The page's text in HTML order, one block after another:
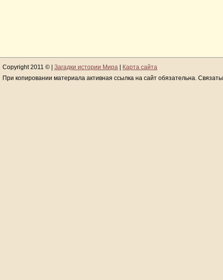
Copyright 2011 © | Загадки истории Мира
Карта сайта
При копировании материала активная ссылка на сайт обязательна.